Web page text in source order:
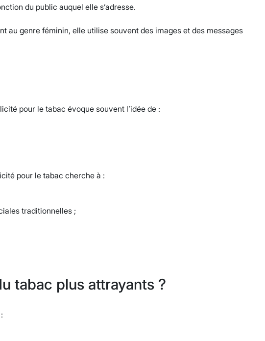
du public auquel elle s’adresse.
au genre féminin, elle utilise souvent des images et des messages
pour le tabac évoque souvent l’idée de :
pour le tabac cherche à :
traditionnelles ;
tabac plus attrayants ?